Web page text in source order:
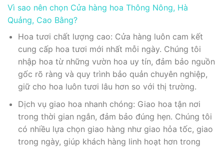
Vì sao nên chọn Cửa hàng hoa Thông Nông, Hà
Quảng, Cao Bằng?
Hoa tươi chất lượng cao: Cửa hàng luôn cam kết
cung cấp hoa tươi mới nhất mỗi ngày. Chúng tôi
nhập hoa từ những vườn hoa uy tín, đảm bảo nguồn
gốc rõ ràng và quy trình bảo quản chuyên nghiệp,
giữ cho hoa luôn tươi lâu hơn so với thị trường.
Dịch vụ giao hoa nhanh chóng: Giao hoa tận nơi
trong thời gian ngắn, đảm bảo đúng hẹn. Chúng tôi
có nhiều lựa chọn giao hàng như giao hỏa tốc, giao
trong ngày, giúp khách hàng linh hoạt hơn trong